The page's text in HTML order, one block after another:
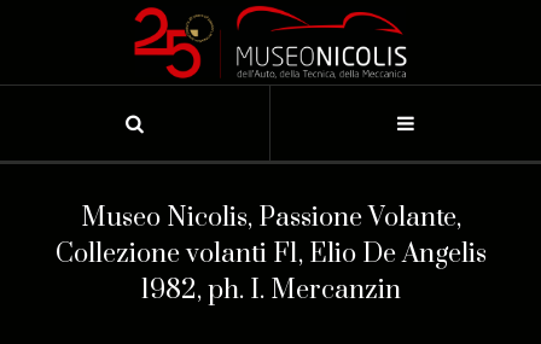
Museo Nicolis, Passione Volante,
Collezione volanti F1, Elio De Angelis
1982, ph. I. Mercanzin